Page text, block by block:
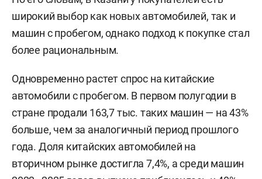
широкий выбор как новых автомобилей, так и
машин с пробегом, однако подход к покупке стал
более рациональным.
Одновременно растет спрос на китайские
автомобили с пробегом. В первом полугодии в
стране продали 163,7 тыс. таких машин — на 43%
больше, чем за аналогичный период прошлого
года. Доля китайских автомобилей на
вторичном рынке достигла 7,4%, а среди машин